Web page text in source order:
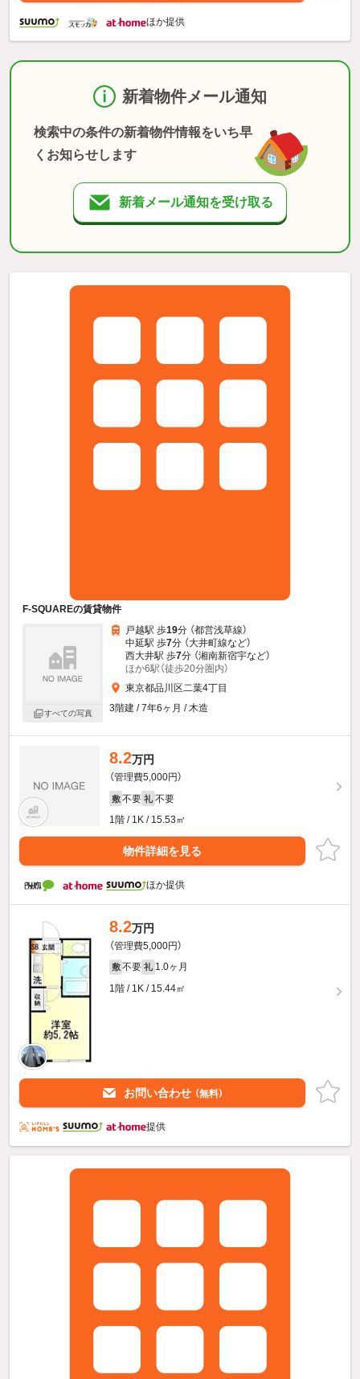
ほか提供
新着物件メール通知
検索中の条件の新着物件情報をいち早
くお知らせします
新着メール通知を受け取る
F-SQUAREの賃貸物件
すべての写真
戸越駅 歩19分 （都営浅草線）
中延駅 歩7分 （大井町線など）
西大井駅 歩7分 （湘南新宿宇など）
ほか6駅（徒歩20分圏内）
東京都品川区二葉4丁目
3階建 / 7年6ヶ月 / 木造
8.2万円
（管理費5,000円）
敷 不要 礼 不要
1階 / 1K / 15.53㎡
物件詳細を見る
ほか提供
8.2万円
（管理費5,000円）
敷 不要 礼 1.0ヶ月
1階 / 1K / 15.44㎡
お問い合わせ （無料）
提供